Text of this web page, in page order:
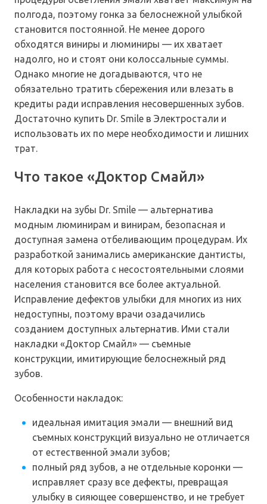
полгода, поэтому гонка за белоснежной улыбкой
становится постоянной. Не менее дорого
обходятся виниры и люминиры — их хватает
надолго, но и стоят они колоссальные суммы.
Однако многие не догадываются, что не
обязательно тратить сбережения или влезать в
кредиты ради исправления несовершенных зубов.
Достаточно купить Dr. Smile в Электростали и
использовать их по мере необходимости и лишних
трат.
Что такое «Доктор Смайл»
Накладки на зубы Dr. Smile — альтернатива
модным люминирам и винирам, безопасная и
доступная замена отбеливающим процедурам. Их
разработкой занимались американские дантисты,
для которых работа с несостоятельными слоями
населения становится все более актуальной.
Исправление дефектов улыбки для многих из них
недоступны, поэтому врачи озадачились
созданием доступных альтернатив. Ими стали
накладки «Доктор Смайл» — съемные
конструкции, имитирующие белоснежный ряд
зубов.
Особенности накладок:
идеальная имитация эмали — внешний вид
съемных конструкций визуально не отличается
от естественной эмали зубов;
полный ряд зубов, а не отдельные коронки —
исправляет сразу все дефекты, превращая
улыбку в сияющее совершенство, и не требует